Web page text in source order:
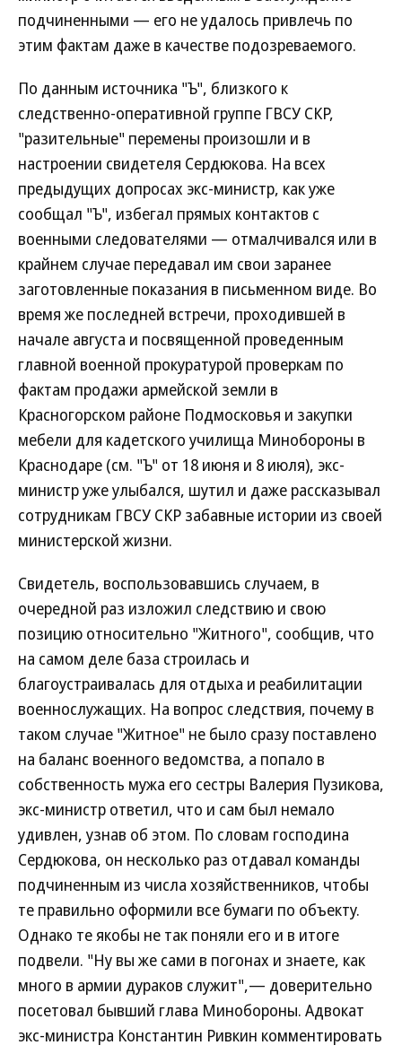
подчиненными — его не удалось привлечь по
этим фактам даже в качестве подозреваемого.
По данным источника "Ъ", близкого к
следственно-оперативной группе ГВСУ СКР,
"разительные" перемены произошли и в
настроении свидетеля Сердюкова. На всех
предыдущих допросах экс-министр, как уже
сообщал "Ъ", избегал прямых контактов с
военными следователями — отмалчивался или в
крайнем случае передавал им свои заранее
заготовленные показания в письменном виде. Во
время же последней встречи, проходившей в
начале августа и посвященной проведенным
главной военной прокуратурой проверкам по
фактам продажи армейской земли в
Красногорском районе Подмосковья и закупки
мебели для кадетского училища Минобороны в
Краснодаре (см. "Ъ" от 18 июня и 8 июля), экс-
министр уже улыбался, шутил и даже рассказывал
сотрудникам ГВСУ СКР забавные истории из своей
министерской жизни.
Свидетель, воспользовавшись случаем, в
очередной раз изложил следствию и свою
позицию относительно "Житного", сообщив, что
на самом деле база строилась и
благоустраивалась для отдыха и реабилитации
военнослужащих. На вопрос следствия, почему в
таком случае "Житное" не было сразу поставлено
на баланс военного ведомства, а попало в
собственность мужа его сестры Валерия Пузикова,
экс-министр ответил, что и сам был немало
удивлен, узнав об этом. По словам господина
Сердюкова, он несколько раз отдавал команды
подчиненным из числа хозяйственников, чтобы
те правильно оформили все бумаги по объекту.
Однако те якобы не так поняли его и в итоге
подвели. "Ну вы же сами в погонах и знаете, как
много в армии дураков служит",— доверительно
посетовал бывший глава Минобороны. Адвокат
экс-министра Константин Ривкин комментировать